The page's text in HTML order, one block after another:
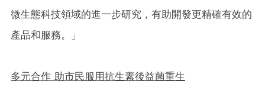
微生態科技領域的進一步研究，有助開發更精確有效的
產品和服務。」
多元合作 助市民服用抗生素後益菌重生